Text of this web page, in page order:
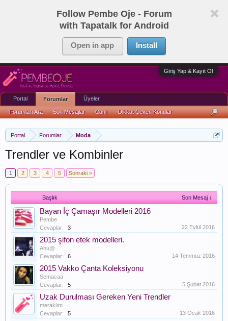
Follow Pembe Oje - Forum
with Tapatalk for Android
Open in app Install
Giriş Yap & Kayıt Ol
Portal Forumlar Moda
Trendler ve Kombinler
1 2 3 4 5 Sonraki >
Başlık Son Mesaj ↓
Bayan İç Çamaşır Modelleri 2016
Pembe
Cevaplar:
3 22 Eylül 2016
2015 şifon etek modelleri.
Ahu@
Cevaplar:
6 14 Temmuz 2016
2015 Vakko Çanta Koleksiyonu
Semacaa
Cevaplar:
5 5 Şubat 2016
Uzak Durulması Gereken Yeni Trendler
meraklım
Cevaplar:
5 13 Ocak 2016
Portal Forumlar
Forumları Ara Son Mesajlar Canlı Dikkat Çeken Konular
Üyeler